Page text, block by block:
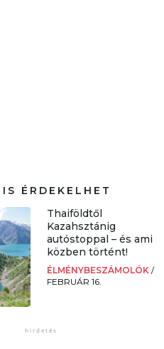
ÉRDEKELHET
Thaiföldtől
Kazahsztánig
autóstoppal – és ami
közben történt!
ÉLMÉNYBESZÁMOLÓK/
FEBRUÁR 16.